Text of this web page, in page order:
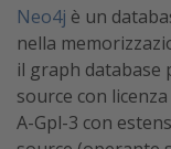
Neo4j è un
nella
il graph database
source con
A-Gpl-3 con